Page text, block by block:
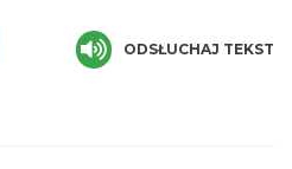
ODSŁUCHAJ TEKST